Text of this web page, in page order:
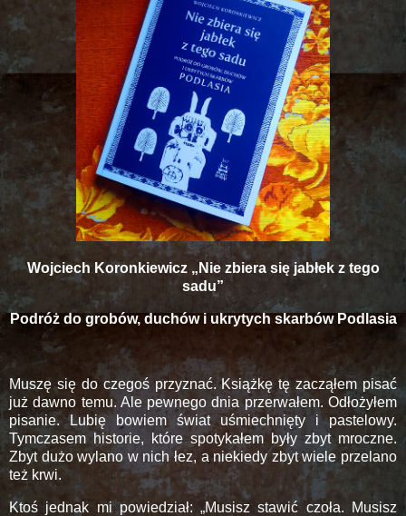
Wojciech Koronkiewicz „Nie zbiera się jabłek z tego
sadu”
Podróż do grobów, duchów i ukrytych skarbów Podlasia
Muszę się do czegoś przyznać. Książkę tę zacząłem pisać
już dawno temu. Ale pewnego dnia przerwałem. Odłożyłem
pisanie. Lubię bowiem świat uśmiechnięty i pastelowy.
Tymczasem historie, które spotykałem były zbyt mroczne.
Zbyt dużo wylano w nich łez, a niekiedy zbyt wiele przelano
też krwi.
Ktoś jednak mi powiedział: „Musisz stawić czoła. Musisz